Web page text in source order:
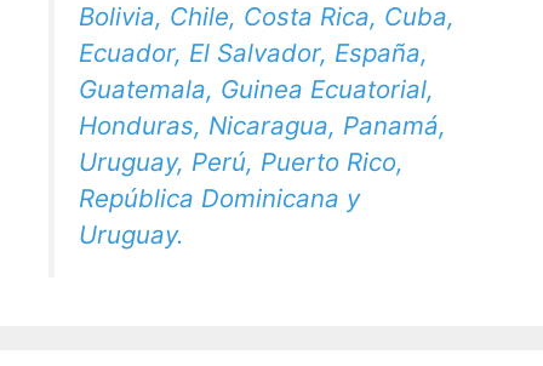
Bolivia, Chile, Costa Rica, Cuba,
Ecuador, El Salvador, España,
Guatemala, Guinea Ecuatorial,
Honduras, Nicaragua, Panamá,
Uruguay, Perú, Puerto Rico,
República Dominicana y
Uruguay.